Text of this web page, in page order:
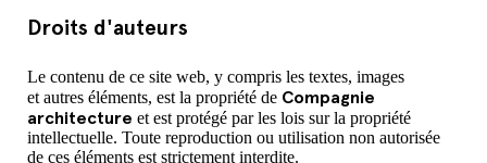
Droits d'auteurs
Le contenu de ce site web, y compris les textes, images
et autres éléments, est la propriété de Compagnie
architecture et est protégé par les lois sur la propriété
intellectuelle. Toute reproduction ou utilisation non autorisée
de ces éléments est strictement interdite.